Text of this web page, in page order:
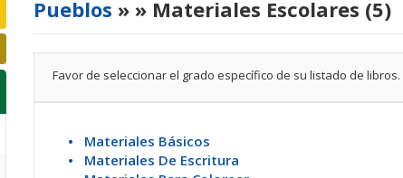
Pueblos » » Materiales Escolares (5)
Favor de seleccionar el grado específico de su listado de libros.
• Materiales Básicos
• Materiales De Escritura